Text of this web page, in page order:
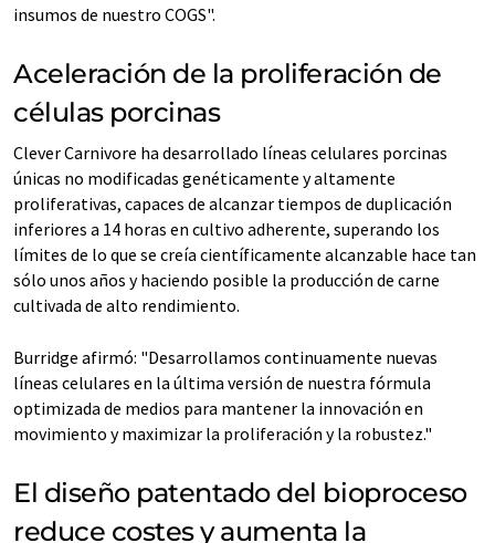
insumos de nuestro COGS".
Aceleración de la proliferación de
células porcinas
Clever Carnivore ha desarrollado líneas celulares porcinas
únicas no modificadas genéticamente y altamente
proliferativas, capaces de alcanzar tiempos de duplicación
inferiores a 14 horas en cultivo adherente, superando los
límites de lo que se creía científicamente alcanzable hace tan
sólo unos años y haciendo posible la producción de carne
cultivada de alto rendimiento.
Burridge afirmó: "Desarrollamos continuamente nuevas
líneas celulares en la última versión de nuestra fórmula
optimizada de medios para mantener la innovación en
movimiento y maximizar la proliferación y la robustez."
El diseño patentado del bioproceso
reduce costes y aumenta la